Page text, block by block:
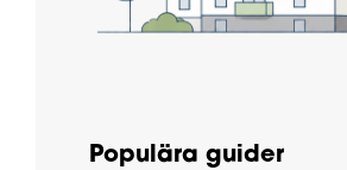
Populära guider